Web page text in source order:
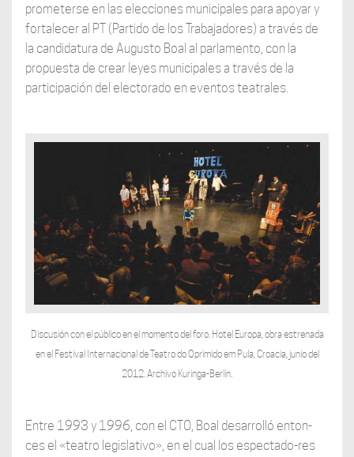
prometerse en las elecciones municipales para apoyar y
fortalecer al PT (Partido de los Trabajadores) a través de
la candidatura de Augusto Boal al parlamento, con la
propuesta de crear leyes municipales a través de la
participación del electorado en eventos teatrales.
Discusión con el público en el momento del foro. Hotel Europa, obra estrenada
en el Festival Internacional de Teatro do Oprimido em Pula, Croacia, junio del
2012. Archivo Kuringa-Berlín.
Entre 1993 y 1996, con el CTO, Boal desarrolló enton-
ces el «teatro legislativo», en el cual los espectado-res